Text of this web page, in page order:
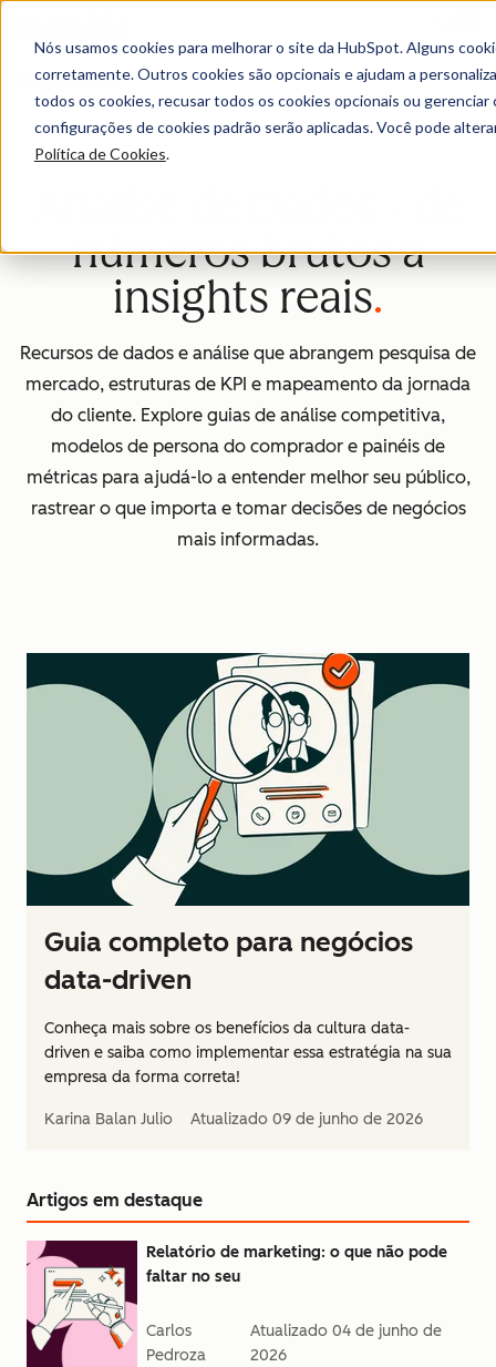
Nós usamos cookies para melhorar o site da HubSpot. Alguns
corretamente. Outros cookies são opcionais e ajudam a
todos os cookies, recusar todos os cookies opcionais ou
configurações de cookies padrão serão aplicadas. Você pode
Política de Cookies.
Página inicial
números brutos a
insights reais
Recursos de dados e análise que abrangem pesquisa de
mercado, estruturas de KPI e mapeamento da jornada
do cliente. Explore guias de análise competitiva,
modelos de persona do comprador e painéis de
métricas para ajudá-lo a entender melhor seu público,
rastrear o que importa e tomar decisões de negócios
mais informadas.
Guia completo para negócios
data-driven
Conheça mais sobre os benefícios da cultura data-
driven e saiba como implementar essa estratégia na sua
empresa da forma correta!
Karina Balan Julio Atualizado 09 de junho de 2026
Artigos em destaque
Relatório de marketing: o que não pode
faltar no seu
Carlos
Pedroza
Atualizado04 de junho de
2026